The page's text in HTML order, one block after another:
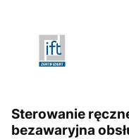
Sterowanie
bezawaryjna